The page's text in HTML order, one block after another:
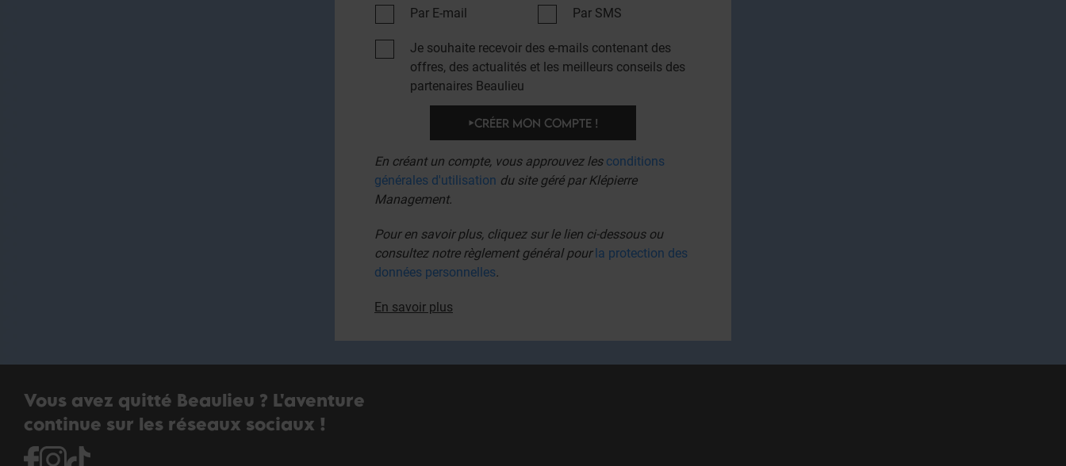
Par E-mail Par SMS
Je souhaite recevoir des e-mails contenant des
offres, des actualités et les meilleurs conseils des
partenaires Beaulieu
CRÉER MON COMPTE !
En créant un compte, vous approuvez les conditions
générales d'utilisation du site géré par Klépierre
Management.
Pour en savoir plus, cliquez sur le lien ci-dessous ou
consultez notre règlement général pourla protection des
données personnelles.
En savoir plus
Vous avez quitté Beaulieu ? L'aventure
continue sur les réseaux sociaux !